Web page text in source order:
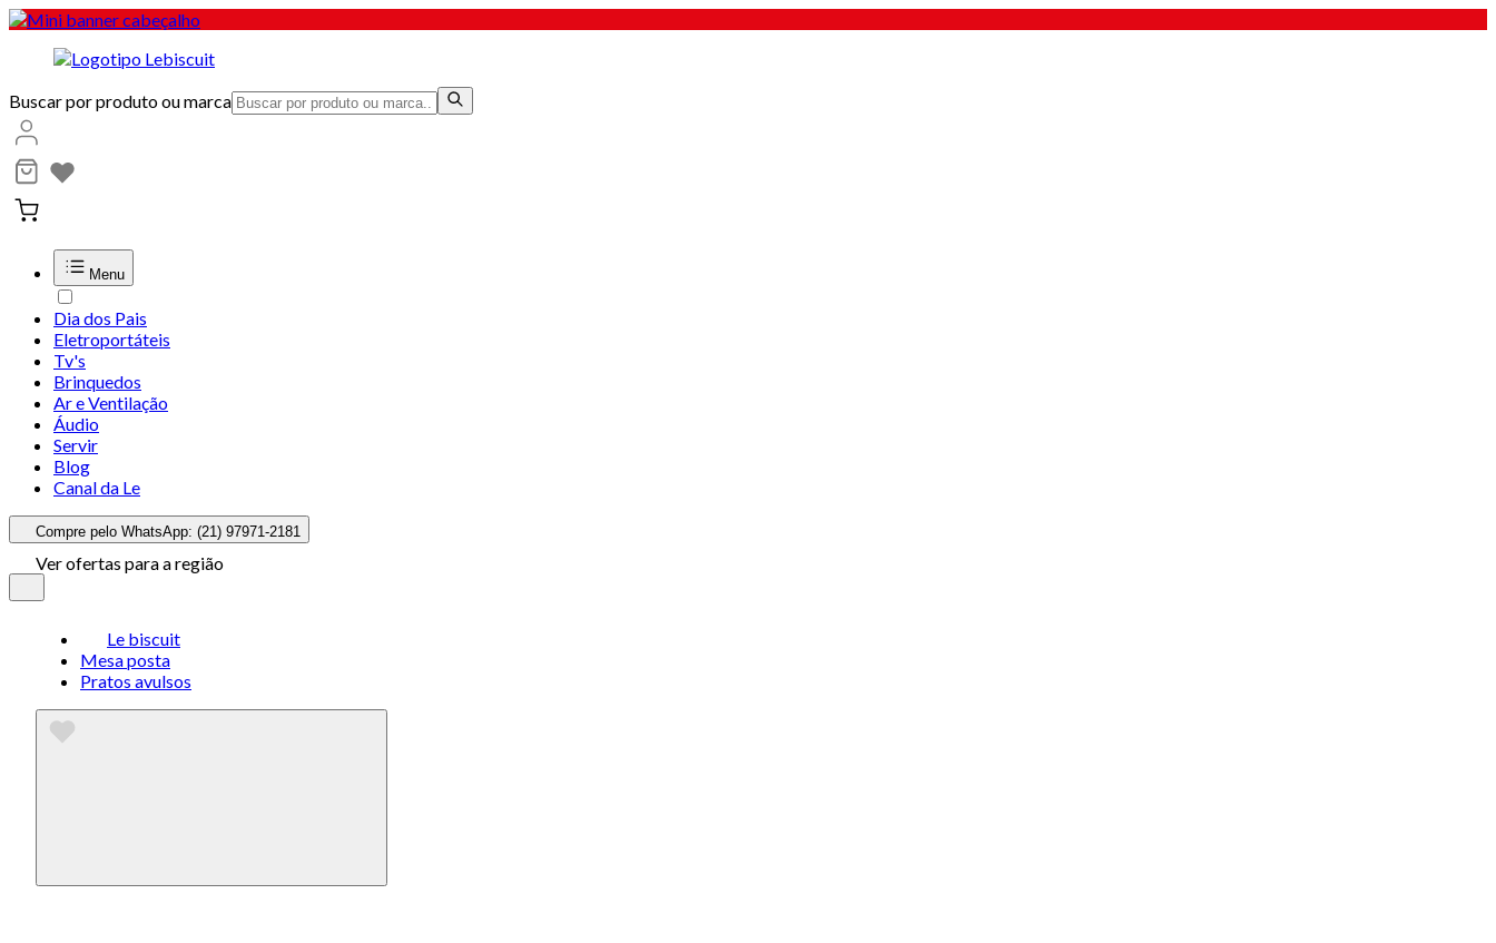
Buscar por produto ou marca
Menu
Dia dos Pais
Eletroportáteis
Tv's
Brinquedos
Ar e Ventilação
Áudio
Servir
Blog
Canal da Le
Compre pelo WhatsApp: (21) 97971-2181
Ver ofertas para a região
Le biscuit
Mesa posta
Pratos avulsos